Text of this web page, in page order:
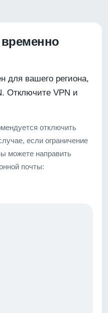
временно
для вашего региона,
Отключите VPN и
отключить
если ограничение
можете направить
почты: